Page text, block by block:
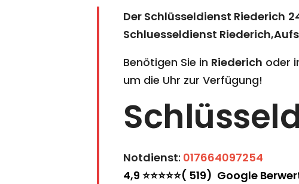
Der Schlüsseldienst Riederich
Schluesseldienst
Benötigen Sie in Riederich oder
um die Uhr zur Verfügung!
Notdienst: 017664097254
4,9 ⭐⭐⭐⭐⭐( 519) Google